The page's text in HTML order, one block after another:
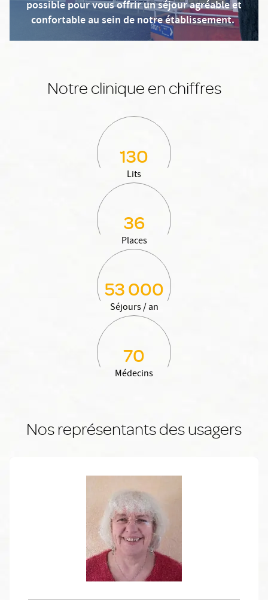
possible pour vous offrir un séjour agréable et
confortable au sein de notre établissement.
Notre clinique en chiffres
130
Lits
36
Places
53 000
Séjours / an
70
Médecins
Nos représentants des usagers